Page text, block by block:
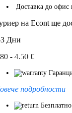
Доставка до офис
на Econt ще
Дни
- 4.50 €
подробности